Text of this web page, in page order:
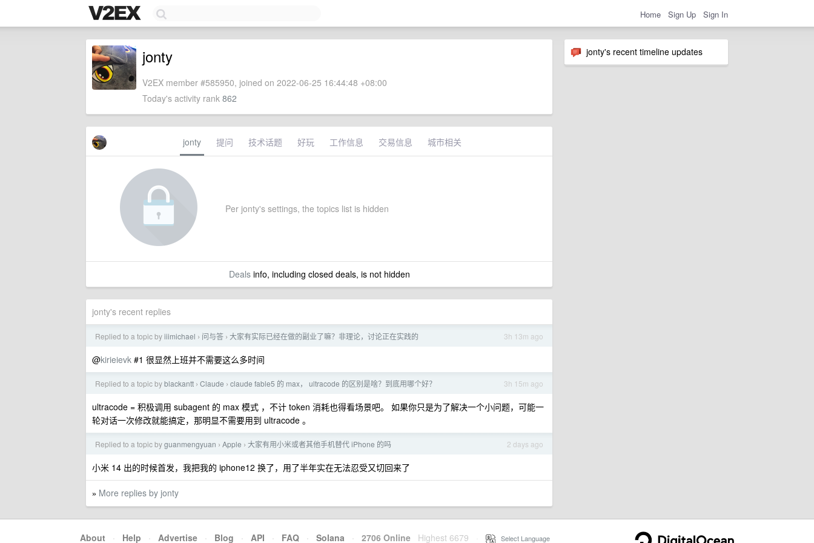
Home Sign Up Sign In
jonty's recent timeline updates
jonty
V2EX member #585950, joined on 2022-06-25 16:44:48 +08:00
Today's activity rank 862
jonty 提问 技术话题 好玩 工作信息 交易信息 城市相关
Per jonty's settings, the topics list is hidden
Dealsinfo, including closed deals, is not hidden
jonty's recent replies
3h 13m ago
Replied to a topic byiiimichael › 问与答 › 大家有实际已经在做的副业了嘛？非理论，讨论正在实践的
@kirieievk #1 很显然上班并不需要这么多时间
3h 15m ago
Replied to a topic byblackantt › Claude › claude fable5 的 max， ultracode 的区别是啥？到底用哪个好？
ultracode = 积极调用 subagent 的 max 模式 ，不计 token 消耗也得看场景吧。 如果你只是为了解决一个小问题，可能一
轮对话一次修改就能搞定，那明显不需要用到 ultracode 。
2 days ago
Replied to a topic byguanmengyuan › Apple › 大家有用小米或者其他手机替代 iPhone 的吗
小米 14 出的时候首发，我把我的 iphone12 换了，用了半年实在无法忍受又切回来了
» More replies by jonty
About · Help · Advertise · Blog · API · FAQ · Solana · 2706 Online Highest 6679 Select Language